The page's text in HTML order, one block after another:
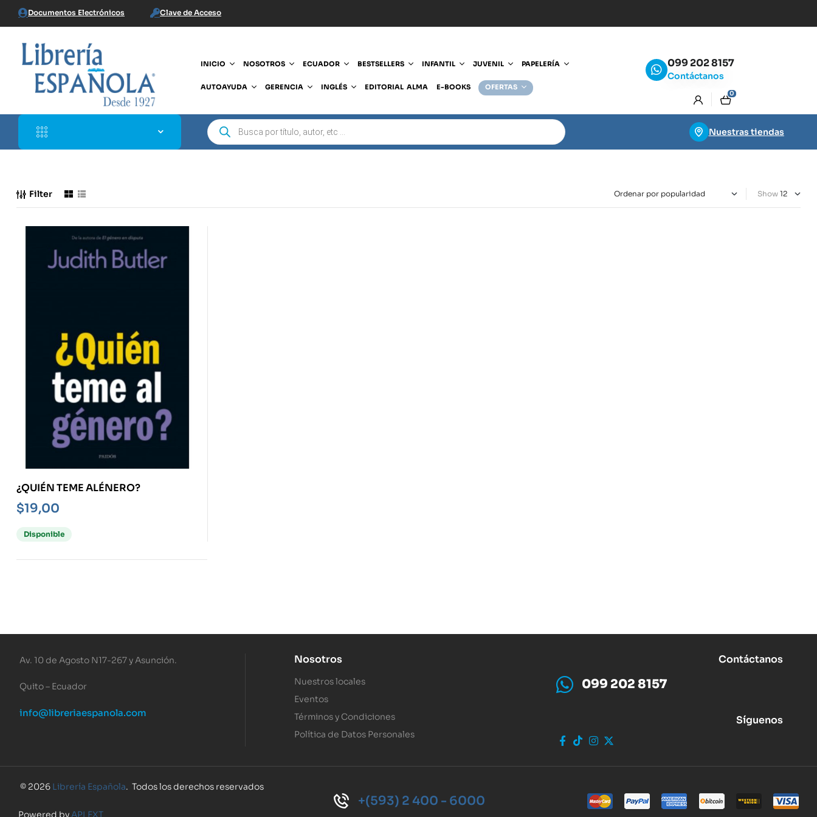
Documentos Electrónicos Clave de Acceso
INICIO NOSOTROS ECUADOR BESTSELLERS INFANTIL JUVENIL PAPELERÍA
AUTOAYUDA GERENCIA INGLÉS EDITORIAL ALMA E-BOOKS OFERTAS
099 202 8157
Contáctanos
0
Nuestras tiendas
Filter Show
¿QUIÉN TEME ALÉNERO?
$19,00
Disponible
Av. 10 de Agosto N17-267 y Asunción.
Quito – Ecuador
info@libreriaespanola.com
Nosotros
Nuestros locales
Eventos
Términos y Condiciones
Política de Datos Personales
Contáctanos
099 202 8157
Síguenos
© 2026 Librería Española. Todos los derechos reservados
Powered by APLEXT
+(593) 2 400 - 6000